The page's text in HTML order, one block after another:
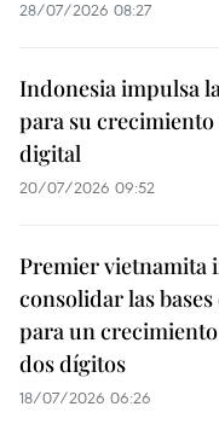
28/07/2026 08:27
Indonesia impulsa
para su
digital
20/07/2026 09:52
Premier vietnamita
consolidar las
para un
dos dígitos
18/07/2026 06:26